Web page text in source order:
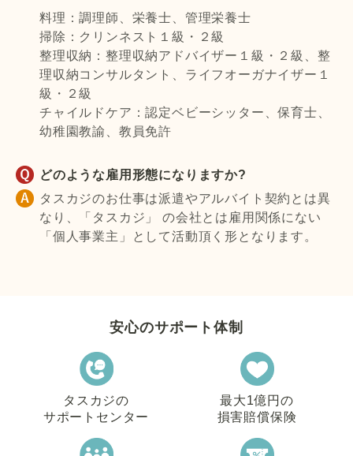
料理：調理師、栄養士、管理栄養士
掃除：クリンネスト１級・２級
整理収納：整理収納アドバイザー１級・２級、整
理収納コンサルタント、ライフオーガナイザー１
級・２級
チャイルドケア：認定ベビーシッター、保育士、
幼稚園教諭、教員免許
どのような雇用形態になりますか?
タスカジのお仕事は派遣やアルバイト契約とは異
なり、「タスカジ」 の会社とは雇用関係にない
「個人事業主」として活動頂く形となります。
安心のサポート体制
タスカジの
サポートセンター
最大1億円の
損害賠償保険